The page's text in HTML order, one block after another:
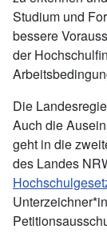
Studium und
bessere
der
Die
Auch die
geht in die
des Landes